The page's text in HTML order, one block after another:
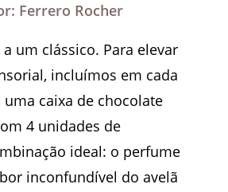
Ferrero Rocher
um clássico. Para elevar
incluímos em cada
uma caixa de chocolate
4 unidades de
ideal: o perfume
inconfundível do avelã